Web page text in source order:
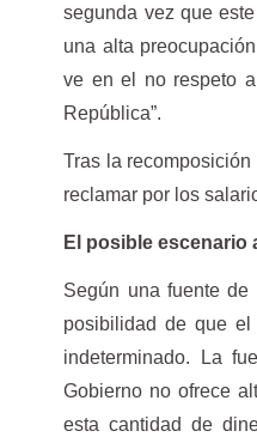
segunda vez que
una alta
ve en el no respeto
República”.
Tras la
reclamar por los
El posible escenario
Según una fuente
posibilidad de que el
indeterminado. La
Gobierno no ofrece
esta cantidad de